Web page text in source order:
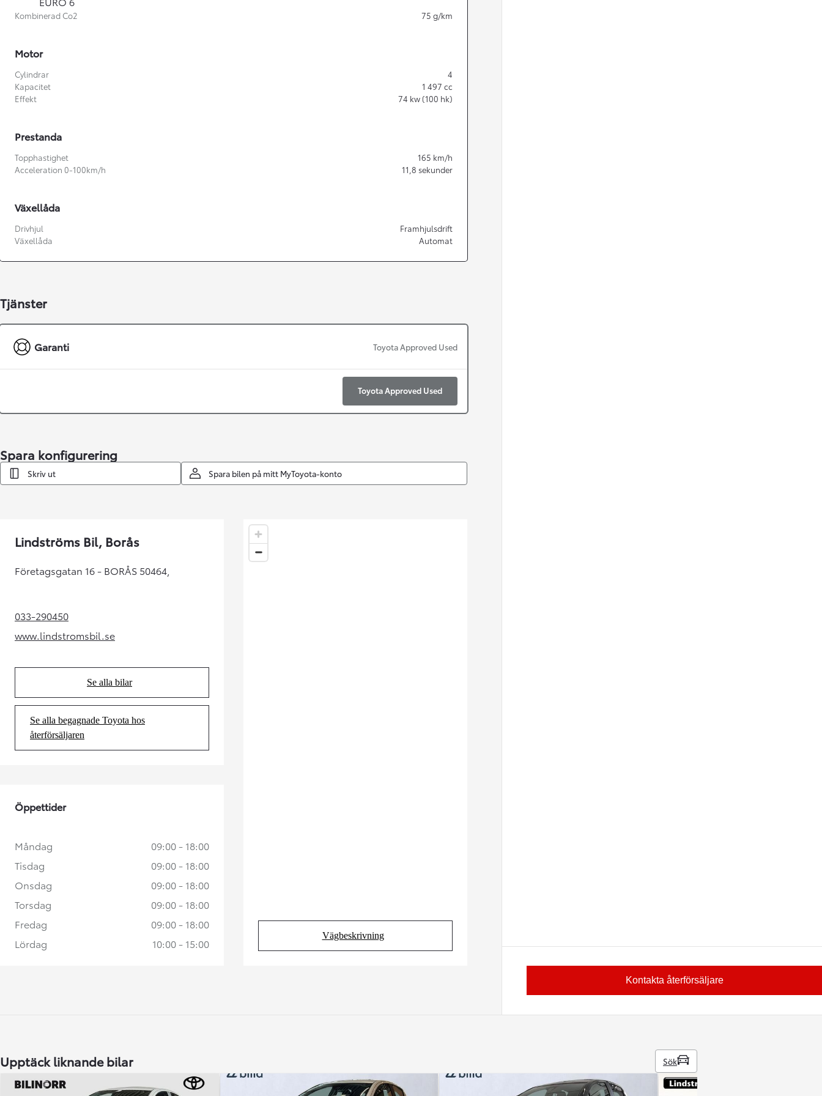
Från 360 900 kr
Från 3 548 kr/mån
Från 350 900 kr
Från 3 450 kr/mån
Kontakta återförsäljare
Kombinerad Co2 75 g/km
Motor
Cylindrar
4
Kapacitet
1 497 cc
Effekt
74 kw (100 hk)
Prestanda
Topphastighet 165 km/h
Acceleration 0-100km/h
11,8 sekunder
Växellåda
Drivhjul
Framhjulsdrift
Växellåda
Automat
Tjänster
Garanti Toyota Approved Used
Toyota Approved Used
Spara konfigurering
Skriv ut Spara bilen på mitt MyToyota-konto
Lindströms Bil, Borås
Företagsgatan 16 - BORÅS 50464,
033-290450(Opens in new tab)
www.lindstromsbil.se
(Opens in new tab)
Se alla bilar
(Opens in new tab)
Se alla begagnade Toyota hos
återförsäljaren
Vägbeskrivning
(Opens in new tab)
Öppettider
Måndag
09:00 - 18:00
Tisdag
09:00 - 18:00
Onsdag
09:00 - 18:00
Torsdag
09:00 - 18:00
Fredag
09:00 - 18:00
Lördag
10:00 - 15:00
Upptäck liknande bilar Sök